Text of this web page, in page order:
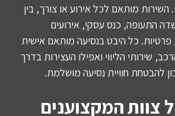
השירות מותאם לכל אירוע או צורך, בין
התעופה, כנס עסקי, אירועים
פרטיות. כל היבט בנסיעה מותאם אישית
שירותי הליווי ואפילו העצירות בדרך
להבטחת חוויית נסיעה מושלמת.
המקצוענים